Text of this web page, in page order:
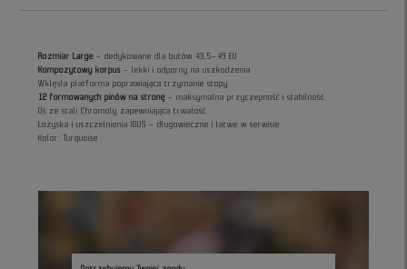
Rozmiar Large – dedykowane dla butów 43,5–49 EU
Kompozytowy korpus – lekki i odporny na uszkodzenia
Wklęsła platforma poprawiająca trzymanie stopy
12 formowanych pinów na stronę – maksymalna przyczepność i stabilność
Oś ze stali Chromoly zapewniająca trwałość
Łożyska i uszczelnienia IGUS – długowieczne i łatwe w serwisie
Kolor: Turquoise